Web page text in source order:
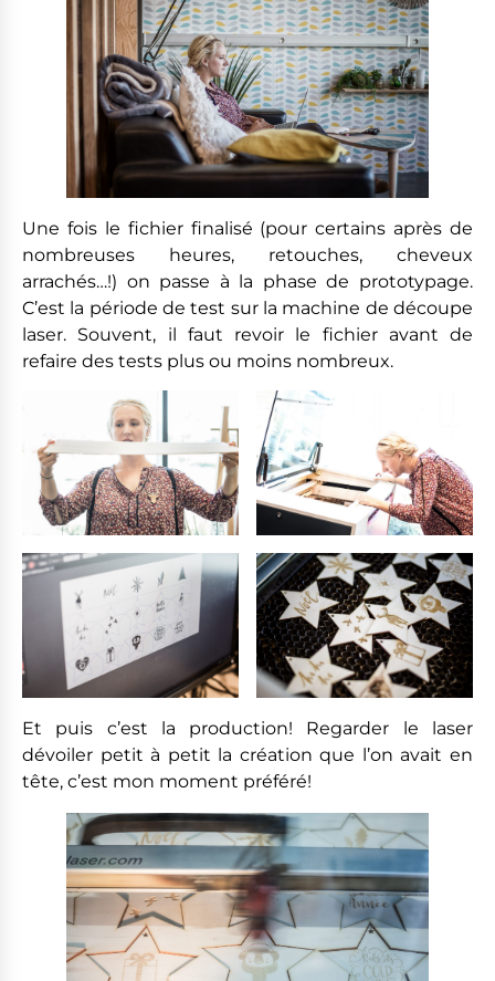
Une fois le fichier finalisé (pour certains après de
nombreuses heures, retouches, cheveux
arrachés…!) on passe à la phase de prototypage.
C’est la période de test sur la machine de découpe
laser. Souvent, il faut revoir le fichier avant de
refaire des tests plus ou moins nombreux.
Et puis c’est la production! Regarder le laser
dévoiler petit à petit la création que l’on avait en
tête, c’est mon moment préféré!